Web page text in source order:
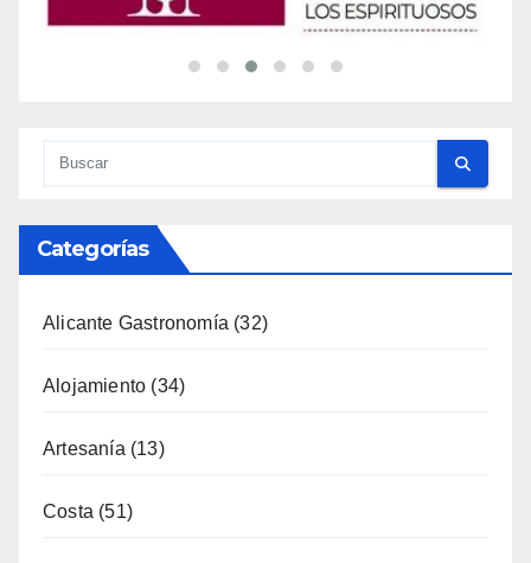
Categorías
Alicante Gastronomía (32)
Alojamiento (34)
Artesanía (13)
Costa (51)